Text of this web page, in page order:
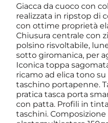
Giacca da cuoco con
realizzata in ripstop di
con ottime proprietà
Chiusura centrale con
polsino risvoltabile,
sotto giromanica, per
Iconica toppa
ricamo ad elica tono
taschino portapenne.
pratica tasca porta
con patta. Profili in
taschini. Composizione